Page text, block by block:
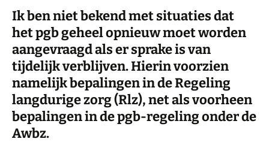
Ik ben niet bekend met situaties dat
het pgb geheel opnieuw moet worden
aangevraagd als er sprake is van
tijdelijk verblijven. Hierin voorzien
namelijk bepalingen in de Regeling
langdurige zorg (Rlz), net als voorheen
bepalingen in de pgb-regeling onder de
Awbz.